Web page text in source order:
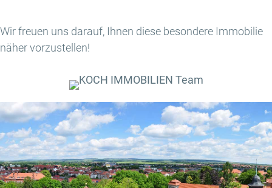
Wir freuen uns darauf, Ihnen diese besondere Immobilie
näher vorzustellen!